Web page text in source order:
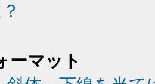
ーマット